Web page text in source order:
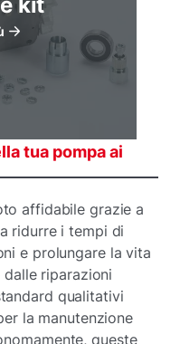
tua pompaai
affidabile grazie a
ridurre i tempi di
e prolungare la vita
dalle riparazioni
qualitativi
la manutenzione
queste